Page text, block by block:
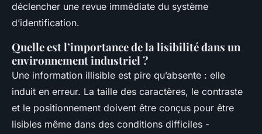
déclencher une revue immédiate du système
d’identification.
Quelle est l’importance de la lisibilité dans un
environnement industriel ?
Une information illisible est pire qu’absente : elle
induit en erreur. La taille des caractères, le contraste
et le positionnement doivent être conçus pour être
lisibles même dans des conditions difficiles -